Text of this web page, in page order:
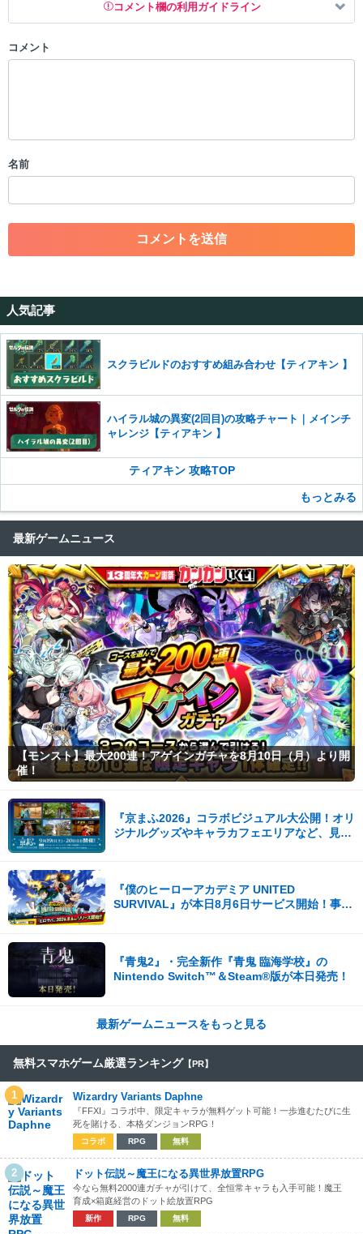
コメント欄の利用ガイドライン
以下の書き込みを禁止とし、場合によってはコメント削除や書き込み制
・一度削除された投稿を再び投稿すること
・アカウントの売買など金銭が絡む内容の投稿
・各ゲームのネタバレを含む内容の投稿
・その他、管理者が不適切と判断した投稿
コメントの削除を申請する
せていただきます。ご了承ください。
※一度削除したコメントは復元ができませんのでご注意くだ
さい。
また、過度な利用規約の違反や、弊社に損害の及ぶ内容の書き込みがあ
った場合は、法的措置をとらせていただく場合もございますので、あら
かじめご理解くださいませ。
コメント
名前
人気記事
スクラビルドのおすすめ組み合わせ【ティアキン 】
ハイラル城の異変(2回目)の攻略チャート｜メインチ
ャレンジ【ティアキン 】
ティアキン 攻略TOP
もっとみる
最新ゲームニュース
【モンスト】最大200連！アゲインガチャを8月10日（月）より開
催！
『京まふ2026』コラボビジュアル大公開！オリ
ジナルグッズやキャラカフェエリアなど、見ど
『僕のヒーローアカデミア UNITED
SURVIVAL』が本日8月6日サービス開始！事前
『青鬼2』・完全新作『青鬼 臨海学校』の
Nintendo Switch™＆Steam®版が本日発売！
最新ゲームニュースをもっと見る
無料スマホゲーム厳選ランキング 【PR】
1 Wizardry Variants Daphne
『FFXI』コラボ中、限定キャラが無料ゲット可能！一歩進むたびに生
死を賭ける、本格ダンジョンRPG！
コラボ RPG 無料
2 ドット伝説～魔王になる異世界放置RPG
今なら無料2000連ガチャが引けて、全恒常キャラも入手可能！魔王
育成×箱庭経営のドット絵放置RPG
新作 RPG 無料